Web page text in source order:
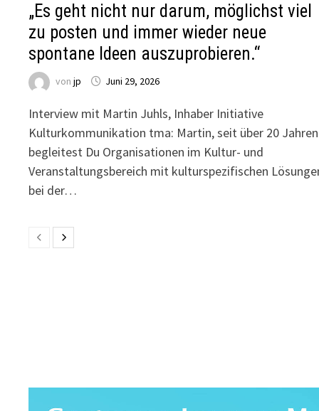
„Es geht nicht nur darum, möglichst viel
zu posten und immer wieder neue
spontane Ideen auszuprobieren.“
vonjp Juni 29, 2026
Interview mit Martin Juhls, Inhaber Initiative
Kulturkommunikation tma: Martin, seit über 20 Jahren
begleitest Du Organisationen im Kultur- und
Veranstaltungsbereich mit kulturspezifischen
bei der…